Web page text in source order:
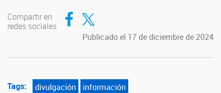
Compartir en
redes sociales
Compartir en Facebook
Compartir en Twitter
Publicado el 17 de diciembre de 2024
Tags: divulgación información